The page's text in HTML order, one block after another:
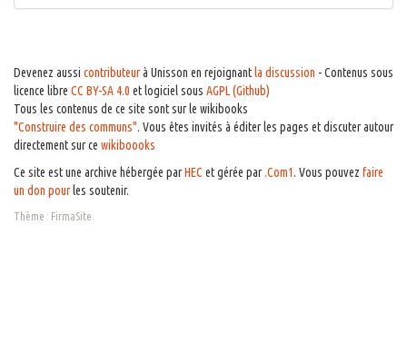
Devenez aussi contributeurà Unisson en rejoignantla discussion - Contenus sous
licence libre CC BY-SA 4.0 et logiciel sous AGPL (Github)
Tous les contenus de ce site sont sur le wikibooks
"Construire des communs". Vous êtes invités à éditer les pages et discuter autour
directement sur ce wikiboooks
Ce site est une archive hébergée parHECet gérée par.Com1. Vous pouvez faire
un don pourles soutenir.
Thème : FirmaSite